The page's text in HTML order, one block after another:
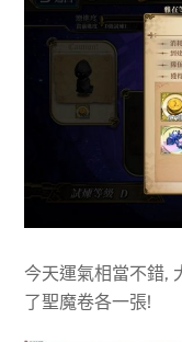
今天運氣相當不錯,
了聖魔卷各一張!